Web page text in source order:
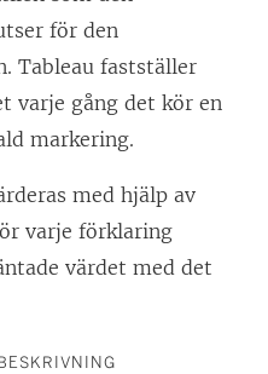
för den
Tableau fastställer
varje gång det kör en
markering.
med hjälp av
varje förklaring
värdet med det